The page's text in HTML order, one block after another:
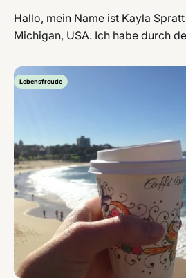
Hallo, mein Name ist Kayla
Michigan, USA. Ich habe durch
Lebensfreude